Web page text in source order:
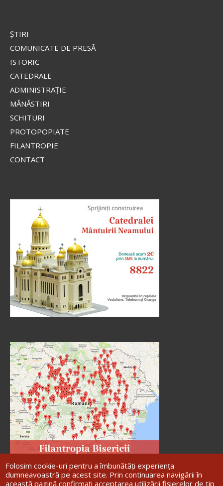
ŞTIRI
COMUNICATE DE PRESĂ
ISTORIC
CATEDRALE
ADMINISTRAŢIE
MĂNĂSTIRI
SCHITURI
PROTOPOPIATE
FILANTROPIE
CONTACT
Folosim cookie-uri pentru a îmbunătăți experiența
dumneavoastră pe acest site. Prin continuarea navigării în
această pagină confirmați acceptarea utilizării fișierelor de tip